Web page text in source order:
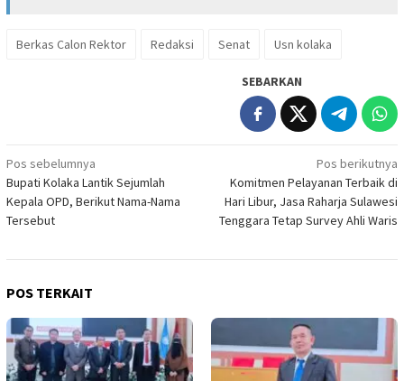
Berkas Calon Rektor Redaksi Senat Usn kolaka
SEBARKAN
Navigasi
pos
Pos sebelumnya
Bupati Kolaka Lantik Sejumlah
Kepala OPD, Berikut Nama-Nama
Tersebut
Pos berikutnya
Komitmen Pelayanan Terbaik di
Hari Libur, Jasa Raharja Sulawesi
Tenggara Tetap Survey Ahli Waris
POS TERKAIT